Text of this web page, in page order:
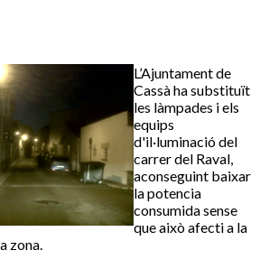
L’Ajuntament de
Cassà ha substituït
les làmpades i els
equips
d'il·luminació del
carrer del Raval,
aconseguint baixar
la potencia
consumida sense
que això afecti a la
zona.